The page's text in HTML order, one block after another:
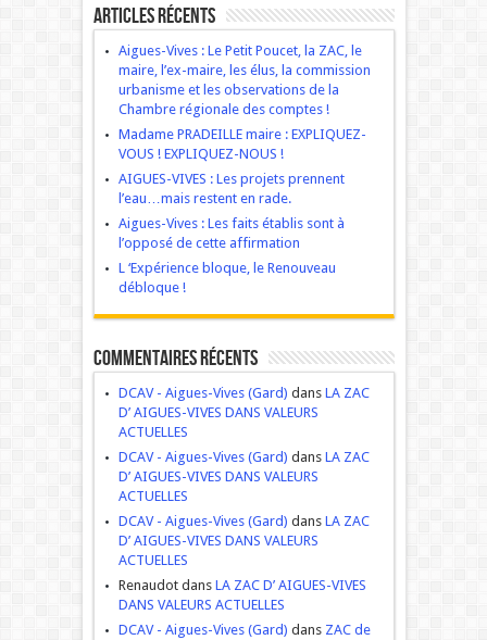
Articles récents
Aigues-Vives : Le Petit Poucet, la ZAC, le
maire, l’ex-maire, les élus, la commission
urbanisme et les observations de la
Chambre régionale des comptes !
Madame PRADEILLE maire : EXPLIQUEZ-
VOUS ! EXPLIQUEZ-NOUS !
AIGUES-VIVES : Les projets prennent
l’eau…mais restent en rade.
Aigues-Vives : Les faits établis sont à
l’opposé de cette affirmation
L ‘Expérience bloque, le Renouveau
débloque !
Commentaires récents
DCAV - Aigues-Vives (Gard) dans LA ZAC
D’ AIGUES-VIVES DANS VALEURS
ACTUELLES
DCAV - Aigues-Vives (Gard) dans LA ZAC
D’ AIGUES-VIVES DANS VALEURS
ACTUELLES
DCAV - Aigues-Vives (Gard) dans LA ZAC
D’ AIGUES-VIVES DANS VALEURS
ACTUELLES
Renaudot dans LA ZAC D’ AIGUES-VIVES
DANS VALEURS ACTUELLES
DCAV - Aigues-Vives (Gard) dans ZAC de